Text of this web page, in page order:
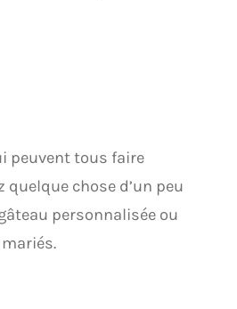
peuvent tous faire
quelque chose d’un peu
personnalisée ou